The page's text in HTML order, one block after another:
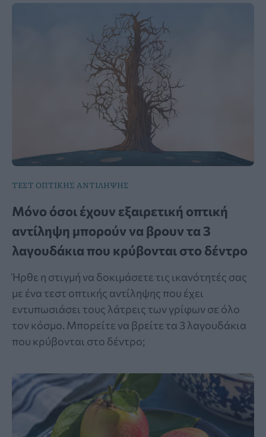
ΤΕΣΤ ΟΠΤΙΚΗΣ ΑΝΤΙΛΗΨΗΣ
Μόνο όσοι έχουν εξαιρετική οπτική
αντίληψη μπορούν να βρουν τα 3
λαγουδάκια που κρύβονται στο δέντρο
Ήρθε η στιγμή να δοκιμάσετε τις ικανότητές σας
με ένα τεστ οπτικής αντίληψης που έχει
εντυπωσιάσει τους λάτρεις των γρίφων σε όλο
τον κόσμο. Μπορείτε να βρείτε τα 3 λαγουδάκια
που κρύβονται στο δέντρο;